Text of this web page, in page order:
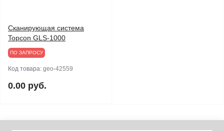
Сканирующая система
Topcon GLS-1000
ПО ЗАПРОСУ
Код товара: geo-42559
0.00 руб.